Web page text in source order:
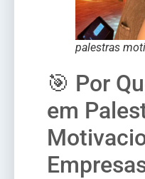
palestras
🎯 Por
em